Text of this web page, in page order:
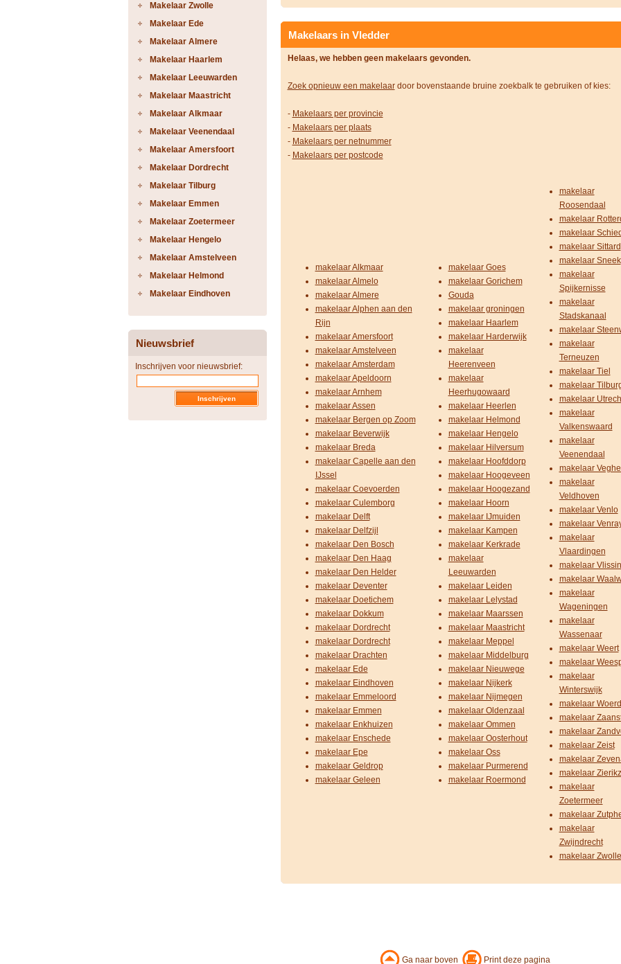
Makelaar Zwolle
Makelaar Ede
Makelaar Almere
Makelaar Haarlem
Makelaar Leeuwarden
Makelaar Maastricht
Makelaar Alkmaar
Makelaar Veenendaal
Makelaar Amersfoort
Makelaar Dordrecht
Makelaar Tilburg
Makelaar Emmen
Makelaar Zoetermeer
Makelaar Hengelo
Makelaar Amstelveen
Makelaar Helmond
Makelaar Eindhoven
Nieuwsbrief
Inschrijven voor nieuwsbrief:
Makelaars in Vledder
Helaas, we hebben geen makelaars gevonden.
Zoek opnieuw een makelaardoor bovenstaande bruine zoekbalk te gebruiken of kies:
- Makelaars per provincie
- Makelaars per plaats
- Makelaars per netnummer
- Makelaars per postcode
makelaar Alkmaar
makelaar Almelo
makelaar Almere
makelaar Alphen aan den
Rijn
makelaar Amersfoort
makelaar Amstelveen
makelaar Amsterdam
makelaar Apeldoorn
makelaar Arnhem
makelaar Assen
makelaar Bergen op Zoom
makelaar Beverwijk
makelaar Breda
makelaar Capelle aan den
IJssel
makelaar Coevoerden
makelaar Culemborg
makelaar Delft
makelaar Delfzijl
makelaar Den Bosch
makelaar Den Haag
makelaar Den Helder
makelaar Deventer
makelaar Doetichem
makelaar Dokkum
makelaar Dordrecht
makelaar Dordrecht
makelaar Drachten
makelaar Ede
makelaar Eindhoven
makelaar Emmeloord
makelaar Emmen
makelaar Enkhuizen
makelaar Enschede
makelaar Epe
makelaar Geldrop
makelaar Geleen
makelaar Goes
makelaar Gorichem
Gouda
makelaar groningen
makelaar Haarlem
makelaar Harderwijk
makelaar
Heerenveen
makelaar
Heerhugowaard
makelaar Heerlen
makelaar Helmond
makelaar Hengelo
makelaar Hilversum
makelaar Hoofddorp
makelaar Hoogeveen
makelaar Hoogezand
makelaar Hoorn
makelaar IJmuiden
makelaar Kampen
makelaar Kerkrade
makelaar
Leeuwarden
makelaar Leiden
makelaar Lelystad
makelaar Maarssen
makelaar Maastricht
makelaar Meppel
makelaar Middelburg
makelaar Nieuwege
makelaar Nijkerk
makelaar Nijmegen
makelaar Oldenzaal
makelaar Ommen
makelaar Oosterhout
makelaar Oss
makelaar Purmerend
makelaar Roermond
makelaar
Roosendaal
makelaar
makelaar
makelaar Sittard
makelaar Sneek
makelaar
Spijkernisse
makelaar
Stadskanaal
makelaar
makelaar
Terneuzen
makelaar Tiel
makelaar
makelaar
makelaar
Valkenswaard
makelaar
Veenendaal
makelaar
makelaar
Veldhoven
makelaar Venlo
makelaar
makelaar
Vlaardingen
makelaar
makelaar
makelaar
Wageningen
makelaar
Wassenaar
makelaar Weert
makelaar
makelaar
Winterswijk
makelaar
makelaar
makelaar
makelaar Zeist
makelaar
makelaar
makelaar
Zoetermeer
makelaar
makelaar
Zwijndrecht
makelaar Zwolle
Ga naar boven Print deze pagina